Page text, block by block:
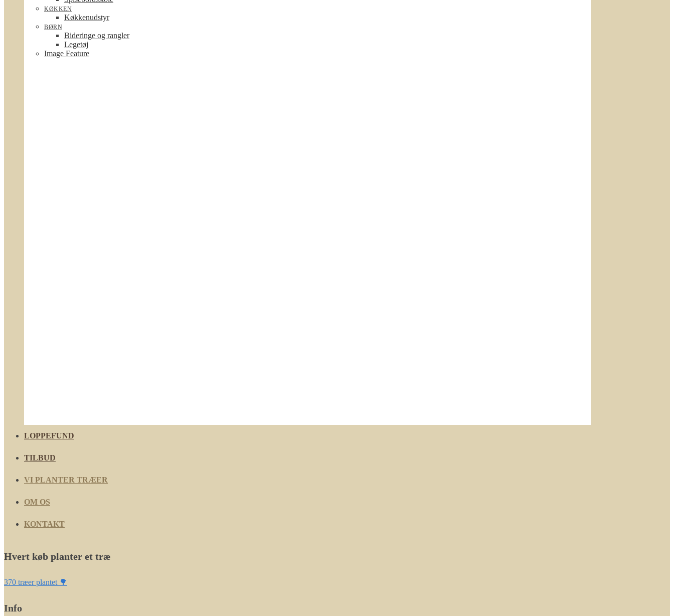
KØKKEN
Køkkenudstyr
BØRN
Bideringe og rangler
Legetøj
Image Feature
LOPPEFUND
TILBUD
VI PLANTER TRÆER
OM OS
KONTAKT
Hvert køb planter et træ
370 træer plantet 🌳
Info